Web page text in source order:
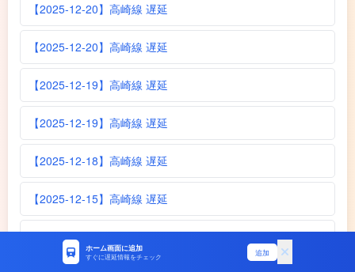
【2025-12-20】高崎線 遅延
【2025-12-20】高崎線 遅延
【2025-12-19】高崎線 遅延
【2025-12-19】高崎線 遅延
【2025-12-18】高崎線 遅延
【2025-12-15】高崎線 遅延
【2025-12-14】高崎線 遅延
ホーム画面に追加
すぐに遅延情報をチェック 追加